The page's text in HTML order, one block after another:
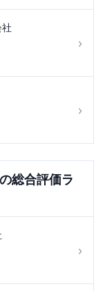
›
›
総合評価ラ
›